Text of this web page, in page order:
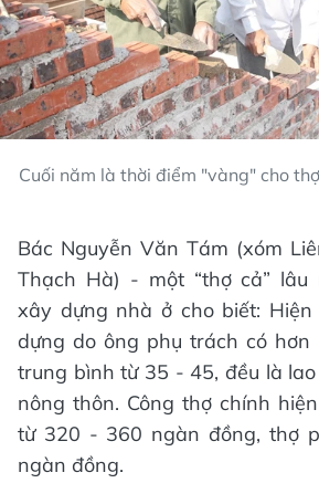
Cuối năm là thời điểm "vàng" cho
Bác Nguyễn Văn Tám (xóm
Thạch Hà) - một “thợ cả” lâu
xây dựng nhà ở cho biết:
dựng do ông phụ trách có hơn
trung bình từ 35 - 45, đều là
nông thôn. Công thợ chính
từ 320 - 360 ngàn đồng, thợ
ngàn đồng.